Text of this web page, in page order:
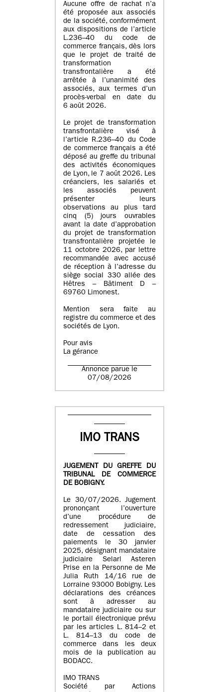
Aucune offre de rachat n’a
été proposée aux associés
de la société, conformément
aux dispositions de l’article
L.236–40 du code de
commerce français, dès lors
que le projet de traité de
transformation
transfrontalière a été
arrêtée à l’unanimité des
associés, aux termes d’un
procès-verbal en date du
6 août 2026.
Le projet de transformation
transfrontalière visé à
l’article R.236–40 du Code
de commerce français a été
déposé au greffe du tribunal
des activités économiques
de Lyon, le 7 août 2026. Les
créanciers, les salariés et
les associés peuvent
présenter leurs
observations au plus tard
cinq (5) jours ouvrables
avant la date d’approbation
du projet de transformation
transfrontalière projetée le
11 octobre 2026, par lettre
recommandée avec accusé
de réception à l’adresse du
siège social 330 allée des
Hêtres – Bâtiment D –
69760 Limonest.
Mention sera faite au
registre du commerce et des
sociétés de Lyon.
Pour avis
La gérance
Annonce parue le
07/08/2026
IMO TRANS
JUGEMENT DU GREFFE DU
TRIBUNAL DE COMMERCE
DE BOBIGNY.
Le 30/07/2026. Jugement
prononçant l’ouverture
d’une procédure de
redressement judiciaire,
date de cessation des
paiements le 30 janvier
2025, désignant mandataire
judiciaire Selarl Asteren
Prise en la Personne de Me
Julia Ruth 14/16 rue de
Lorraine 93000 Bobigny. Les
déclarations des créances
sont à adresser au
mandataire judiciaire ou sur
le portail électronique prévu
par les articles L. 814–2 et
L. 814–13 du code de
commerce dans les deux
mois de la publication au
BODACC.
IMO TRANS
Société par Actions